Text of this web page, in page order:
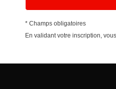
* Champs obligatoires
En validant votre inscription,